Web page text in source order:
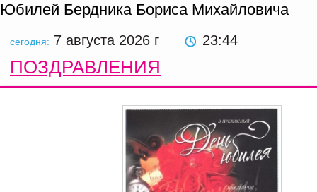
Юбилей Бердника Бориса Михайловича
сегодня: 7 августа 2026 г 23:44
ПОЗДРАВЛЕНИЯ